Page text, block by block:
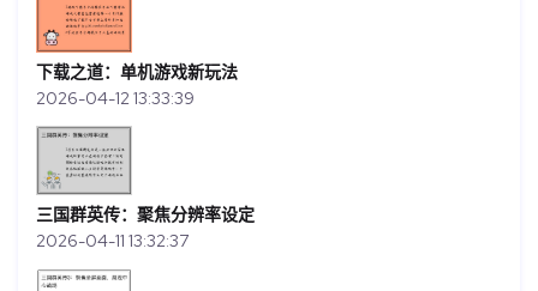
下载之道：单机游戏新玩法
2026-04-12 13:33:39
三国群英传：聚焦分辨率设定
2026-04-11 13:32:37